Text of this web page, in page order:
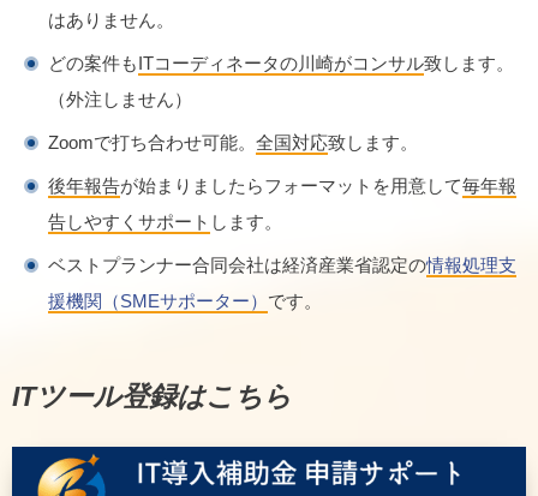
はありません。
どの案件もITコーディネータの川崎がコンサル致します。
（外注しません）
Zoomで打ち合わせ可能。 全国対応致します。
後年報告が始まりましたらフォーマットを用意して毎年報
告しやすくサポート します。
ベストプランナー合同会社は経済産業省認定の情報処理支
援機関（SMEサポーター） です。
ITツール登録はこちら